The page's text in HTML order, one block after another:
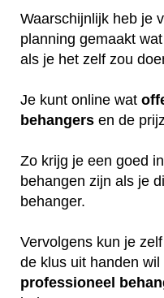
Waarschijnlijk heb je
planning gemaakt
als je het zelf zou
Je kunt online wat
behangers en de
Zo krijg je een goed
behangen zijn als je
behanger.
Vervolgens kun je
de klus uit handen
professioneel